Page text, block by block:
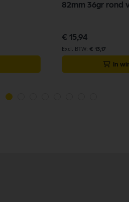
82mm 36gr rond
€ 15,94
€ 13,17
In